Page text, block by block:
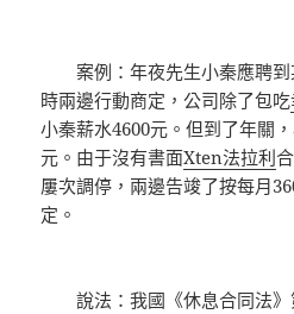
案例：年夜先生小秦應聘到
時兩邊行動商定，公司除了包吃
小秦薪水4600元。但到了年關
元。由于沒有書面Xten法拉利
屢次調停，兩邊告竣了按每月
定。
說法：我國《休息合同法》